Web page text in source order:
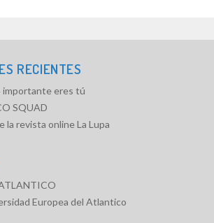
RECIENTES
importante eres tú
SQUAD
la revista online La Lupa
Europea del Atlantico